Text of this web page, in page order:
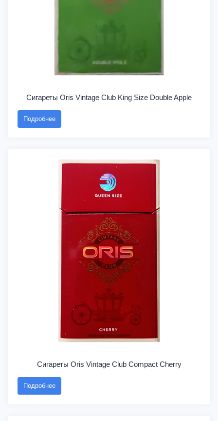
Сигареты Oris Vintage Club King Size Double Apple
Подробнее
Сигареты Oris Vintage Club Compact Cherry
Подробнее